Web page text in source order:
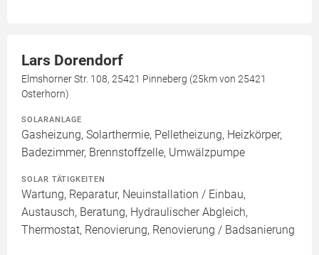
Lars Dorendorf
Elmshorner Str. 108, 25421 Pinneberg (25km von 25421
Osterhorn)
SOLARANLAGE
Gasheizung, Solarthermie, Pelletheizung, Heizkörper,
Badezimmer, Brennstoffzelle, Umwälzpumpe
SOLAR TÄTIGKEITEN
Wartung, Reparatur, Neuinstallation / Einbau,
Austausch, Beratung, Hydraulischer Abgleich,
Thermostat, Renovierung, Renovierung / Badsanierung